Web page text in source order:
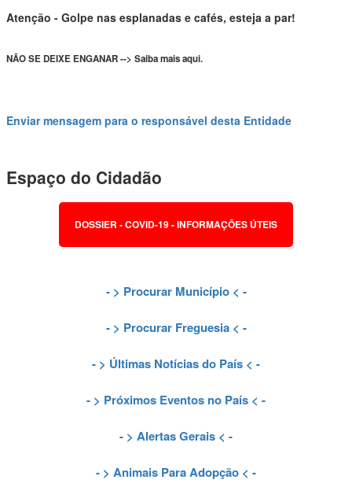
Atenção - Golpe nas esplanadas e cafés, esteja a par!
NÃO SE DEIXE ENGANAR --> Saiba mais aqui.
Enviar mensagem para o responsável desta Entidade
Espaço do Cidadão
DOSSIER - COVID-19 - INFORMAÇÕES ÚTEIS
- > Procurar Município< -
- > Procurar Freguesia< -
- > Últimas Notícias do País < -
- > Próximos Eventos no País < -
- > Alertas Gerais < -
- > Animais Para Adopção < -